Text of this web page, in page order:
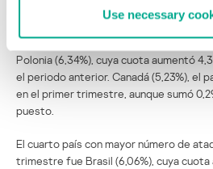
Use necessary
Estados Unidos (36%). Por su parte,
primer lugar hasta este año, siguió
6,36 p.p. La tercera posición la ocupó
Polonia (6,34%), cuya cuota aumentó
el periodo anterior. Canadá (5,23%), el
en el primer trimestre, aunque sumó
puesto.
El cuarto país con mayor número de
trimestre fue Brasil (6,06%), cuya cuota